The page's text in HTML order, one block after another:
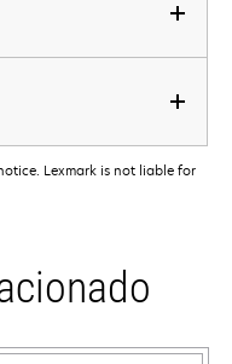
Lexmark is not liable for